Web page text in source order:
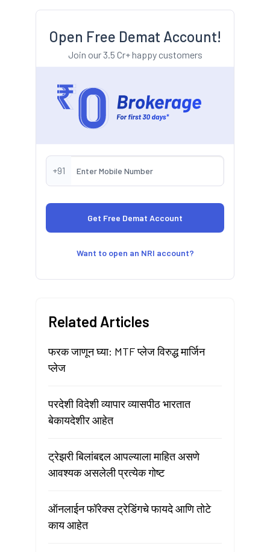
Open Free Demat Account!
Join our 3.5 Cr+ happy customers
+91
Want to open an NRI account?
Related Articles
फरक जाणून घ्या: MTF प्लेज विरुद्ध मार्जिन
प्लेज
परदेशी विदेशी व्यापार व्यासपीठ भारतात
बेकायदेशीर आहेत
ट्रेझरी बिलांबद्दल आपल्याला माहित असणे
आवश्यक असलेली प्रत्येक गोष्ट
ऑनलाईन फॉरेक्स ट्रेडिंगचे फायदे आणि तोटे
काय आहेत